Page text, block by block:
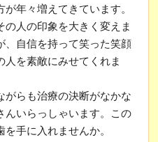
年々増えてきています。
の人の印象を大きく変えま
、自信を持って笑った笑顔
人を素敵にみせてくれま
がらも治療の決断がなかな
んいらっしゃいます。この
手に入れませんか。